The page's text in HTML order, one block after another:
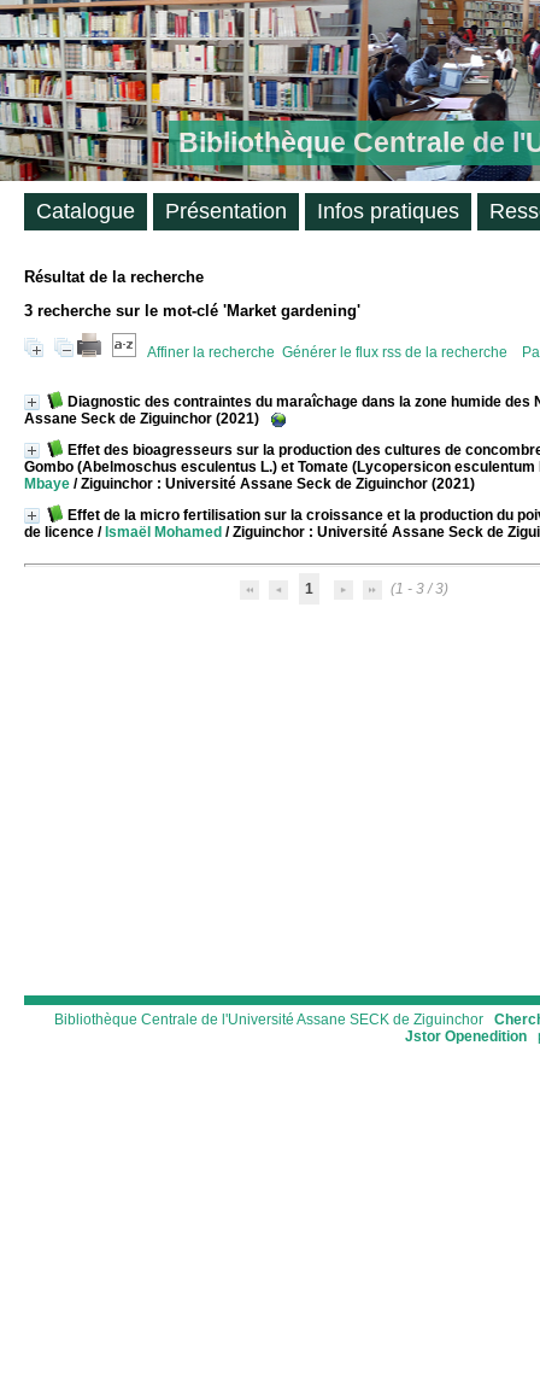
Bibliothèque Centrale de
Résultat de la recherche
3 recherche sur le mot-clé 'Market gardening'
Affiner la recherche Générer le flux rss de la recherche
Diagnostic des contraintes du maraîchage dans la zone humide des
Assane Seck de Ziguinchor (2021)
Effet des bioagresseurs sur la production des cultures de
Gombo (Abelmoschus esculentus L.) et Tomate (Lycopersicon
Mbaye / Ziguinchor : Université Assane Seck de Ziguinchor (2021)
Effet de la micro fertilisation sur la croissance et la production du
de licence / Ismaël Mohamed / Ziguinchor : Université Assane Seck de
1 (1 - 3 / 3)
Bibliothèque Centrale de l'Université Assane SECK de Ziguinchor
Jstor Openedition
Catalogue Présentation Infos pratiques